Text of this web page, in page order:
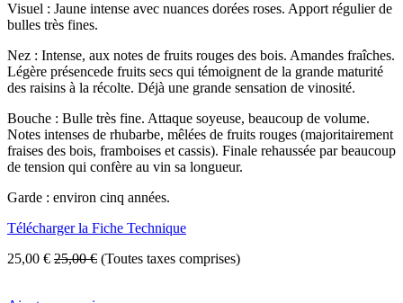
Visuel : Jaune intense avec nuances dorées roses. Apport régulier de
bulles très fines.
Nez : Intense, aux notes de fruits rouges des bois. Amandes fraîches.
Légère présencede fruits secs qui témoignent de la grande maturité
des raisins à la récolte. Déjà une grande sensation de vinosité.
Bouche : Bulle très fine. Attaque soyeuse, beaucoup de volume.
Notes intenses de rhubarbe, mêlées de fruits rouges (majoritairement
fraises des bois, framboises et cassis). Finale rehaussée par beaucoup
de tension qui confère au vin sa longueur.
Garde : environ cinq années.
Télécharger la Fiche Technique
25,00 € 25,00€ (Toutes taxes comprises)